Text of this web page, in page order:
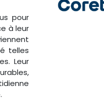
pour
à leur
telles
Leur